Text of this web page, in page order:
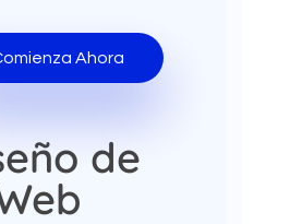
Ahora
de